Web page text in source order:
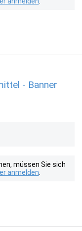
- Banner
müssen Sie sich
anmelden